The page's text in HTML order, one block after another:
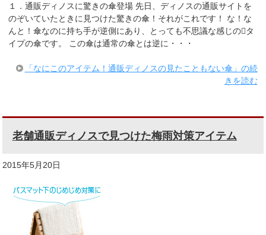
１．通販ディノスに驚きの傘登場 先日、ディノスの通販サイトを
のぞいていたときに見つけた驚きの傘！それがこれです！ な！な
んと！傘なのに持ち手が逆側にあり、とっても不思議な感じのタ
イプの傘です。 この傘は通常の傘とは逆に・・・
「なにこのアイテム！通販ディノスの見たこともない傘」の続
きを読む
老舗通販ディノスで見つけた梅雨対策アイテム
2015年5月20日